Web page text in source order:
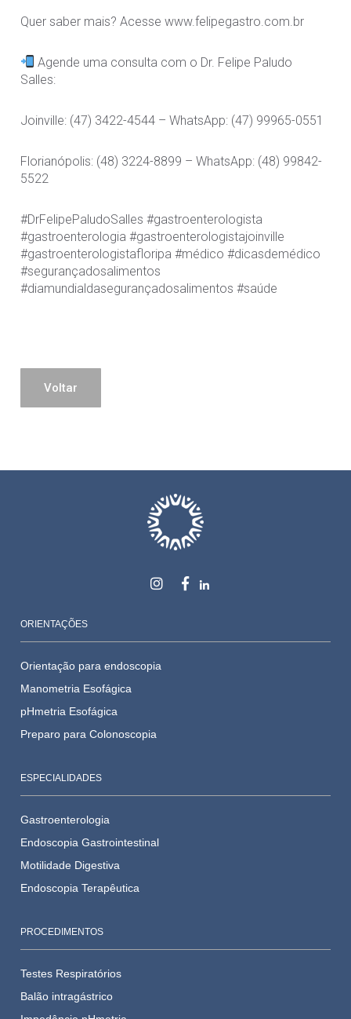
Quer saber mais? Acesse www.felipegastro.com.br
Agende uma consulta com o Dr. Felipe Paludo
Salles:
Joinville: (47) 3422-4544 – WhatsApp: (47) 99965-0551
Florianópolis: (48) 3224-8899 – WhatsApp: (48) 99842-
5522
#DrFelipePaludoSalles #gastroenterologista
#gastroenterologia #gastroenterologistajoinville
#gastroenterologistafloripa #médico #dicasdemédico
#segurançadosalimentos
#diamundialdasegurançadosalimentos #saúde
Voltar
ORIENTAÇÕES
Orientação para endoscopia
Manometria Esofágica
pHmetria Esofágica
Preparo para Colonoscopia
ESPECIALIDADES
Gastroenterologia
Endoscopia Gastrointestinal
Motilidade Digestiva
Endoscopia Terapêutica
PROCEDIMENTOS
Testes Respiratórios
Balão intragástrico